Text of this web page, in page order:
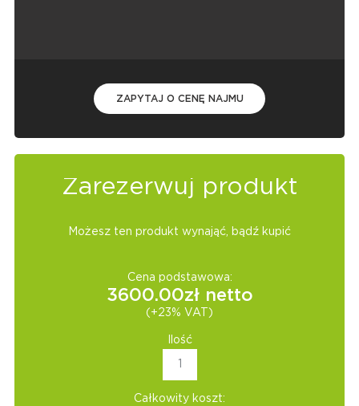
ZAPYTAJ O CENĘ NAJMU
Zarezerwuj produkt
Możesz ten produkt wynająć, bądź kupić
Cena podstawowa:
3600.00zł netto
(+23% VAT)
Ilość
Całkowity koszt: